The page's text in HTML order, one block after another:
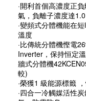
·開利首個高濃度正
氣，負離子濃度達
·變頻式分體機能在
溫度
·比傳統分體機慳電
Inverter，保持恒定
牆式分體機
較)
·榮獲1 級能源標籤
·四合一冷觸媒活性